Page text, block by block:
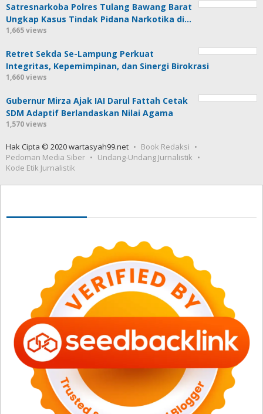
Satresnarkoba Polres Tulang Bawang Barat
Ungkap Kasus Tindak Pidana Narkotika di…
1,665 views
Retret Sekda Se-Lampung Perkuat
Integritas, Kepemimpinan, dan Sinergi Birokrasi
1,660 views
Gubernur Mirza Ajak IAI Darul Fattah Cetak
SDM Adaptif Berlandaskan Nilai Agama
1,570 views
Hak Cipta © 2020 wartasyah99.net
Book Redaksi
Pedoman Media Siber
Undang-Undang Jurnalistik
Kode Etik Jurnalistik